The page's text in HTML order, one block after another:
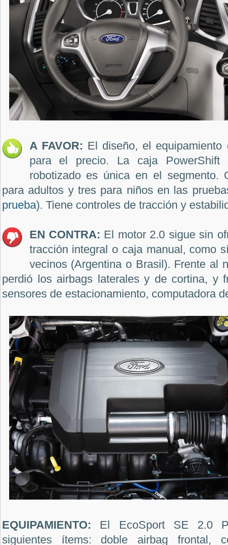
A FAVOR: El diseño, el
para el precio. La caja PowerShift
robotizado es única en el segmento.
para adultos y tres para niños en las
prueba). Tiene controles de tracción y
EN CONTRA: El motor 2.0 sigue sin
tracción integral o caja manual, como
vecinos (Argentina o Brasil). Frente al
perdió los airbags laterales y de cortina, y
sensores de estacionamiento, computadora
EQUIPAMIENTO: El EcoSport SE 2.0
siguientes ítems: doble airbag frontal,